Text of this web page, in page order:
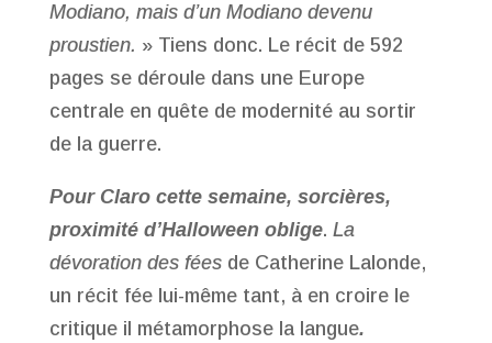
Modiano, mais d’un Modiano devenu
proustien. » Tiens donc. Le récit de 592
pages se déroule dans une Europe
centrale en quête de modernité au sortir
de la guerre.
Pour Claro cette semaine, sorcières,
proximité d’Halloween oblige. La
dévoration des fées de Catherine Lalonde,
un récit fée lui-même tant, à en croire le
critique il métamorphose la langue.